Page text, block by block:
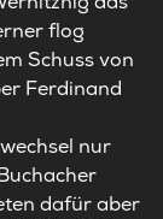
flog
Schuss von
Ferdinand
nur
dafür aber